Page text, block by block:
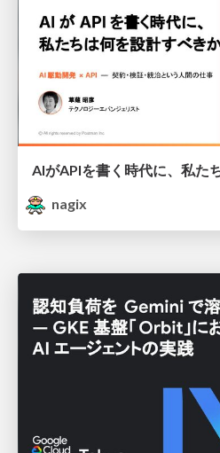
AIがAPIを書く時代に、私た
nagix